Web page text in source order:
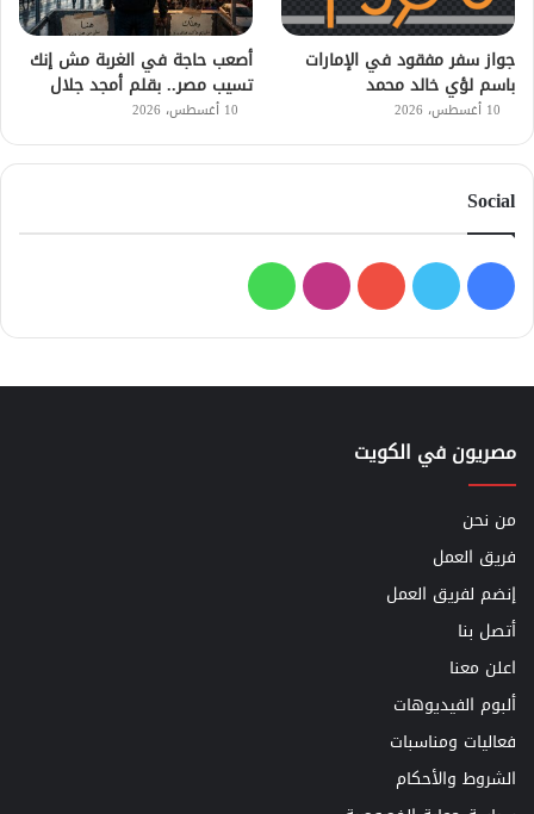
جواز سفر مفقود في الإمارات
باسم لؤي خالد محمد
10 أغسطس، 2026
أصعب حاجة في الغربة مش إنك
تسيب مصر.. بقلم أمجد جلال
10 أغسطس، 2026
Social
فيسبوك
تويتر يوتيوبانستقرامواتساب
مصريون في الكويت
من نحن
فريق العمل
إنضم لفريق العمل
أتصل بنا
اعلن معنا
ألبوم الفيديوهات
فعاليات ومناسبات
الشروط والأحكام